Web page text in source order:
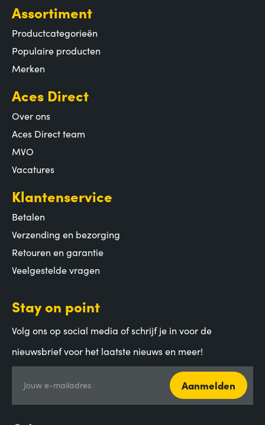
Assortiment
Productcategorieën
Populaire producten
Merken
Aces Direct
Over ons
Aces Direct team
MVO
Vacatures
Klantenservice
Betalen
Verzending en bezorging
Retouren en garantie
Veelgestelde vragen
Stay on point
Volg ons op social media of schrijf je in voor de
nieuwsbrief voor het laatste nieuws en meer!
Jouw e-mailadres Aanmelden